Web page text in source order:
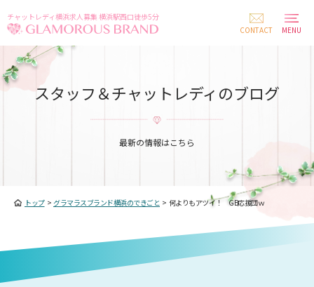
チャットレディ横浜求人募集 横浜駅西口徒歩5分
CONTACT
MENU
スタッフ＆チャットレディのブログ
最新の情報はこちら
トップ> グラマラスブランド横浜のできごと > 何よりもアツイ！ GB応援団ｗ